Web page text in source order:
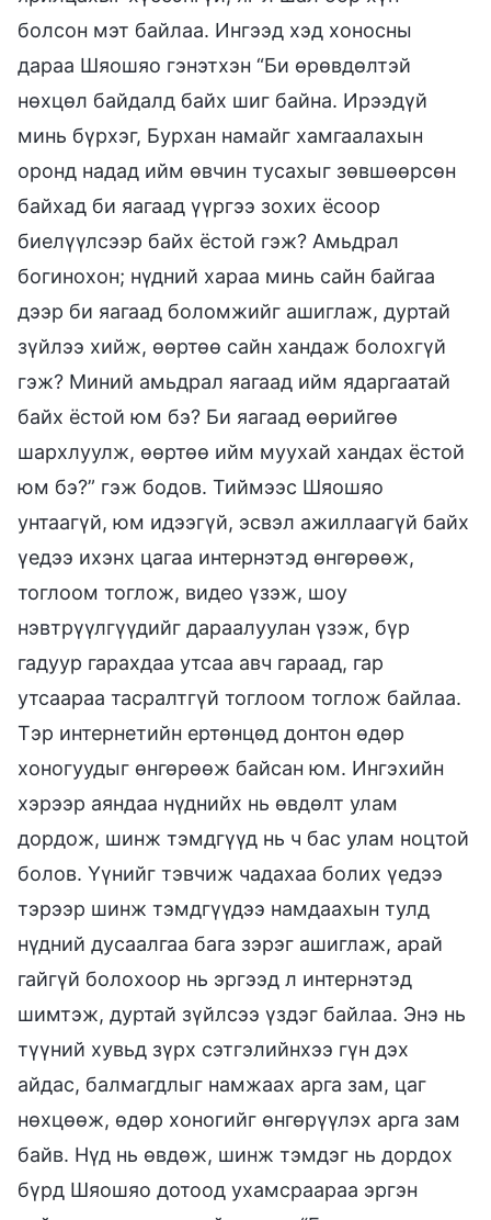
болсон мэт байлаа. Ингээд хэд хоносны
дараа Шяошяо гэнэтхэн “Би өрөвдөлтэй
нөхцөл байдалд байх шиг байна. Ирээдүй
минь бүрхэг, Бурхан намайг хамгаалахын
оронд надад ийм өвчин тусахыг зөвшөөрсөн
байхад би яагаад үүргээ зохих ёсоор
биелүүлсээр байх ёстой гэж? Амьдрал
богинохон; нүдний хараа минь сайн байгаа
дээр би яагаад боломжийг ашиглаж, дуртай
зүйлээ хийж, өөртөө сайн хандаж болохгүй
гэж? Миний амьдрал яагаад ийм ядаргаатай
байх ёстой юм бэ? Би яагаад өөрийгөө
шархлуулж, өөртөө ийм муухай хандах ёстой
юм бэ?” гэж бодов. Тиймээс Шяошяо
унтаагүй, юм идээгүй, эсвэл ажиллаагүй байх
үедээ ихэнх цагаа интернэтэд өнгөрөөж,
тоглоом тоглож, видео үзэж, шоу
нэвтрүүлгүүдийг дараалуулан үзэж, бүр
гадуур гарахдаа утсаа авч гараад, гар
утсаараа тасралтгүй тоглоом тоглож байлаа.
Тэр интернетийн ертөнцөд донтон өдөр
хоногуудыг өнгөрөөж байсан юм. Ингэхийн
хэрээр аяндаа нүднийх нь өвдөлт улам
дордож, шинж тэмдгүүд нь ч бас улам ноцтой
болов. Үүнийг тэвчиж чадахаа болих үедээ
тэрээр шинж тэмдгүүдээ намдаахын тулд
нүдний дусаалгаа бага зэрэг ашиглаж, арай
гайгүй болохоор нь эргээд л интернэтэд
шимтэж, дуртай зүйлсээ үздэг байлаа. Энэ нь
түүний хувьд зүрх сэтгэлийнхээ гүн дэх
айдас, балмагдлыг намжаах арга зам, цаг
нөхцөөж, өдөр хоногийг өнгөрүүлэх арга зам
байв. Нүд нь өвдөж, шинж тэмдэг нь дордох
бүрд Шяошяо дотоод ухамсраараа эргэн